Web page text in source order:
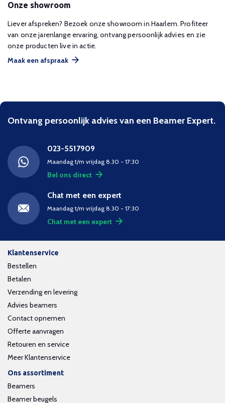
Onze showroom
Liever afspreken? Bezoek onze showroom in Haarlem. Profiteer
van onze jarenlange ervaring, ontvang persoonlijk advies en zie
onze producten live in actie.
Maak een afspraak
Ontvang persoonlijk advies van een Beamer Expert.
023-5517909
Maandag t/m vrijdag 8.30 - 17:30
Bel ons direct
Chat met een expert
Maandag t/m vrijdag 8.30 - 17:30
Chat met een expert
Klantenservice
Bestellen
Betalen
Verzending en levering
Advies beamers
Contact opnemen
Offerte aanvragen
Retouren en service
Meer Klantenservice
Ons assortiment
Beamers
Beamer beugels